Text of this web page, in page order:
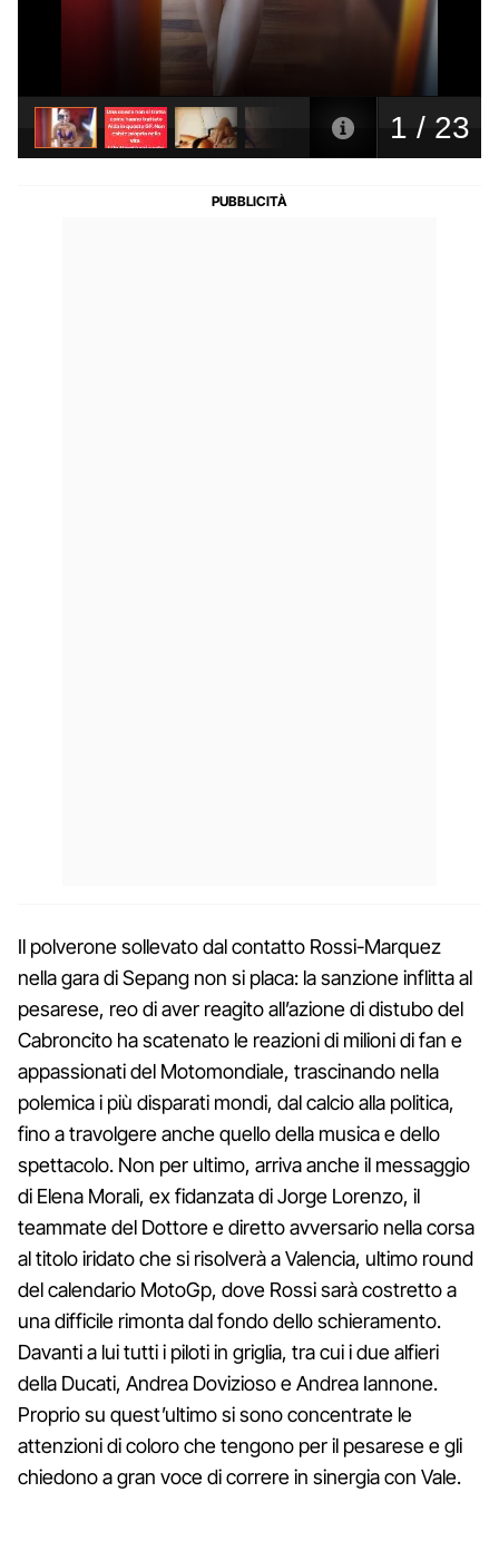
Il polverone sollevato dal contatto Rossi-Marquez
nella gara di Sepang non si placa: la sanzione inflitta al
pesarese, reo di aver reagito all’azione di distubo del
Cabroncito ha scatenato le reazioni di milioni di fan e
appassionati del Motomondiale, trascinando nella
polemica i più disparati mondi, dal calcio alla politica,
fino a travolgere anche quello della musica e dello
spettacolo. Non per ultimo, arriva anche il messaggio
di Elena Morali, ex fidanzata di Jorge Lorenzo, il
teammate del Dottore e diretto avversario nella corsa
al titolo iridato che si risolverà a Valencia, ultimo round
del calendario MotoGp, dove Rossi sarà costretto a
una difficile rimonta dal fondo dello schieramento.
Davanti a lui tutti i piloti in griglia, tra cui i due alfieri
della Ducati, Andrea Dovizioso e Andrea Iannone.
Proprio su quest’ultimo si sono concentrate le
attenzioni di coloro che tengono per il pesarese e gli
chiedono a gran voce di correre in sinergia con Vale.